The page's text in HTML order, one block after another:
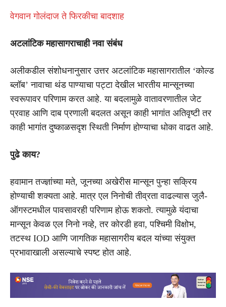
वेगवान गोलंदाज ते फिरकीचा बादशाह
अटलांटिक महासागराचाही नवा संबंध
अलीकडील संशोधनानुसार उत्तर अटलांटिक महासागरातील ‘कोल्ड
ब्लॉब’ नावाचा थंड पाण्याचा पट्टा देखील भारतीय मान्सूनच्या
स्वरूपावर परिणाम करत आहे. या बदलामुळे वातावरणातील जेट
प्रवाह आणि दाब प्रणाली बदलत असून काही भागांत अतिवृष्टी तर
काही भागांत दुष्काळसदृश स्थिती निर्माण होण्याचा धोका वाढत आहे.
पुढे काय?
हवामान तज्ज्ञांच्या मते, जूनच्या अखेरीस मान्सून पुन्हा सक्रिय
होण्याची शक्यता आहे. मात्र एल निनोची तीव्रता वाढल्यास जुलै-
ऑगस्टमधील पावसावरही परिणाम होऊ शकतो. त्यामुळे यंदाचा
मान्सून केवळ एल निनो नव्हे, तर कोरडी हवा, पश्चिमी विक्षोभ,
तटस्थ IOD आणि जागतिक महासागरीय बदल यांच्या संयुक्त
प्रभावाखाली असल्याचे स्पष्ट होत आहे.